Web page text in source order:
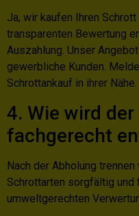
Ja, wir kaufen Ihren
transparenten Bewertung
Auszahlung. Unser
gewerbliche Kunden.
Schrottankauf in ihrer Nähe.
4. Wie wird
fachgerecht
Nach der Abholung
Schrottarten sorgfältig
umweltgerechten